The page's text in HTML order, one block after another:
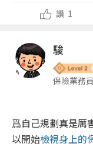
讚 1
駿
保險業務員
爲自己規劃真是厲
以開始檢視身上的